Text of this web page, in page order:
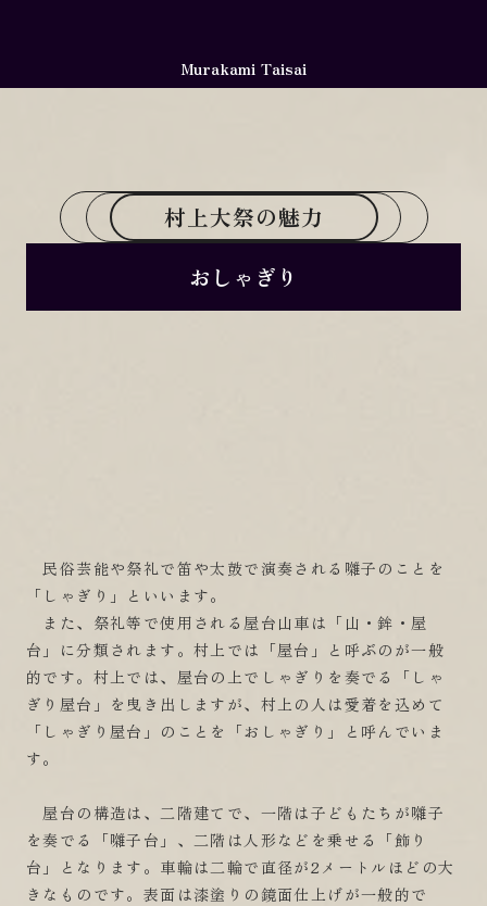
Murakami Taisai
村上大祭の魅力
おしゃぎり
民俗芸能や祭礼で笛や太鼓で演奏される囃子のことを
「しゃぎり」といいます。
また、祭礼等で使用される屋台山車は「山・鉾・屋
台」に分類されます。村上では「屋台」と呼ぶのが一般
的です。村上では、屋台の上でしゃぎりを奏でる「しゃ
ぎり屋台」を曳き出しますが、村上の人は愛着を込めて
「しゃぎり屋台」のことを「おしゃぎり」と呼んでいま
す。
屋台の構造は、二階建てで、一階は子どもたちが囃子
を奏でる「囃子台」、二階は人形などを乗せる「飾り
台」となります。車輪は二輪で直径が2メートルほどの大
きなものです。表面は漆塗りの鏡面仕上げが一般的で